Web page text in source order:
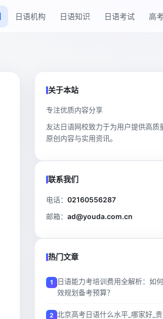
日语机构 日语知识 日语考试 高
关于本站
专注优质内容分享
友达日语网校致力于为用户提供高质
原创内容与实用资讯。
联系我们
电话： 02160556287
邮箱： ad@youda.com.cn
热门文章
日语能力考培训费用全解析：如
效规划备考预算？
北京高考日语什么水平_哪家好_